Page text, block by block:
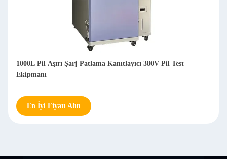
Pil Test
Patlama Kanıtlı Test Makinesi Batarya Aşırı
En İyi Fiyatı Alın